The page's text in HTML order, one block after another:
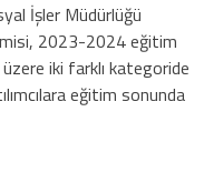
İşler Müdürlüğü
2023-2024 eğitim
iki farklı kategoride
eğitim sonunda